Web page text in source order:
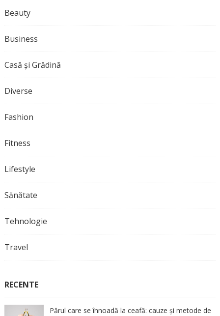
Beauty
Business
Casă și Grădină
Diverse
Fashion
Fitness
Lifestyle
Sănătate
Tehnologie
Travel
RECENTE
Părul care se înnoadă la ceafă: cauze și metode de